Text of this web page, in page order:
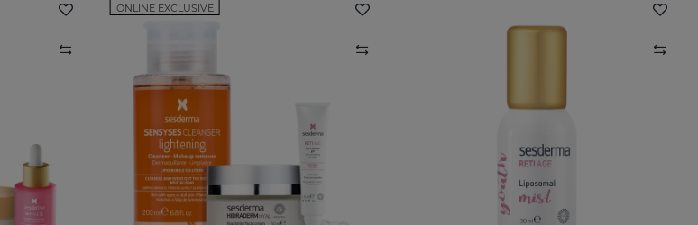
ONLINE EXCLUSIVE